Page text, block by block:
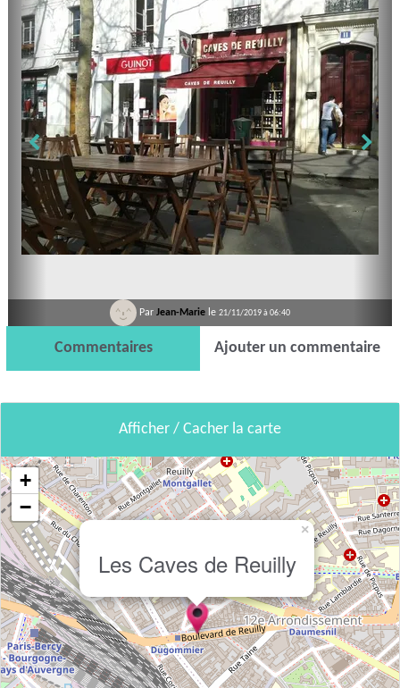
Par Jean-Marie le 21/11/2019 à 06:40
Commentaires Ajouter un commentaire
Afficher / Cacher la carte
Les Caves de Reuilly
×
+
−